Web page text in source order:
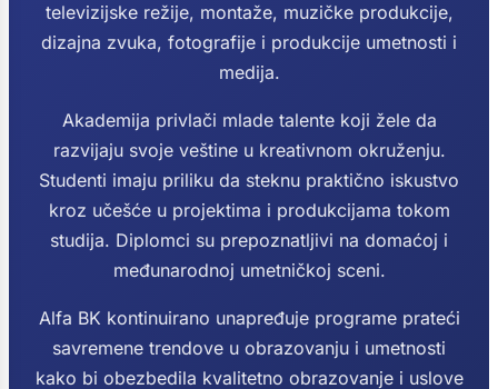
televizijske režije, montaže, muzičke produkcije,
dizajna zvuka, fotografije i produkcije umetnosti i
medija.
Akademija privlači mlade talente koji žele da
razvijaju svoje veštine u kreativnom okruženju.
Studenti imaju priliku da steknu praktično iskustvo
kroz učešće u projektima i produkcijama tokom
studija. Diplomci su prepoznatljivi na domaćoj i
međunarodnoj umetničkoj sceni.
Alfa BK kontinuirano unapređuje programe prateći
savremene trendove u obrazovanju i umetnosti
kako bi obezbedila kvalitetno obrazovanje i uslove